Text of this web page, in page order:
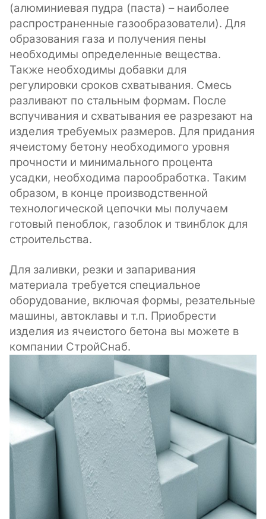
(алюминиевая пудра (паста) – наиболее
распространенные газообразователи). Для
образования газа и получения пены
необходимы определенные вещества.
Также необходимы добавки для
регулировки сроков схватывания. Смесь
разливают по стальным формам. После
вспучивания и схватывания ее разрезают на
изделия требуемых размеров. Для придания
ячеистому бетону необходимого уровня
прочности и минимального процента
усадки, необходима парообработка. Таким
образом, в конце производственной
технологической цепочки мы получаем
готовый пеноблок, газоблок и твинблок для
строительства.
Для заливки, резки и запаривания
материала требуется специальное
оборудование, включая формы, резательные
машины, автоклавы и т.п. Приобрести
изделия из ячеистого бетона вы можете в
компании СтройСнаб.